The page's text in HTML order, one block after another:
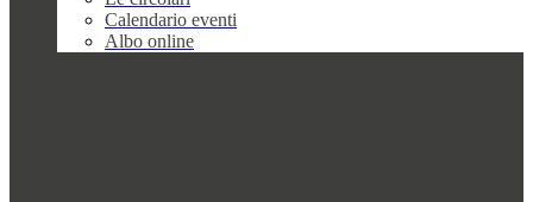
Calendario eventi
Albo online